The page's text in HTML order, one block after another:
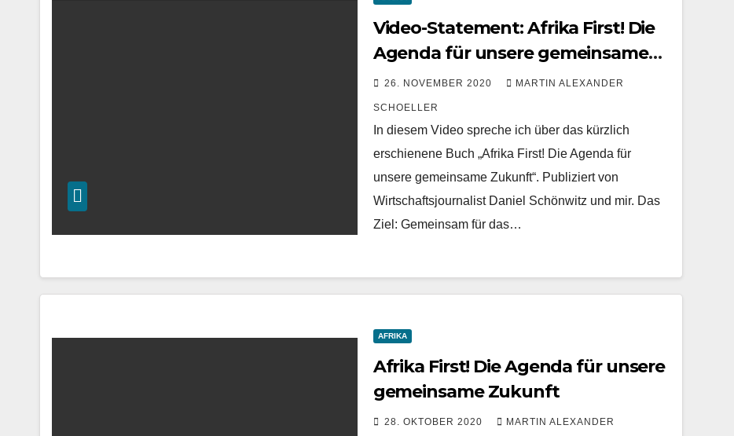
Video-Statement: Afrika First! Die
Agenda für unsere gemeinsame
Zukunft
26. NOVEMBER 2020 MARTIN ALEXANDER
SCHOELLER
In diesem Video spreche ich über das kürzlich
erschienene Buch „Afrika First! Die Agenda für
unsere gemeinsame Zukunft“. Publiziert von
Wirtschaftsjournalist Daniel Schönwitz und mir. Das
Ziel: Gemeinsam für das…
AFRIKA
Afrika First! Die Agenda für unsere
gemeinsame Zukunft
28. OKTOBER 2020 MARTIN ALEXANDER